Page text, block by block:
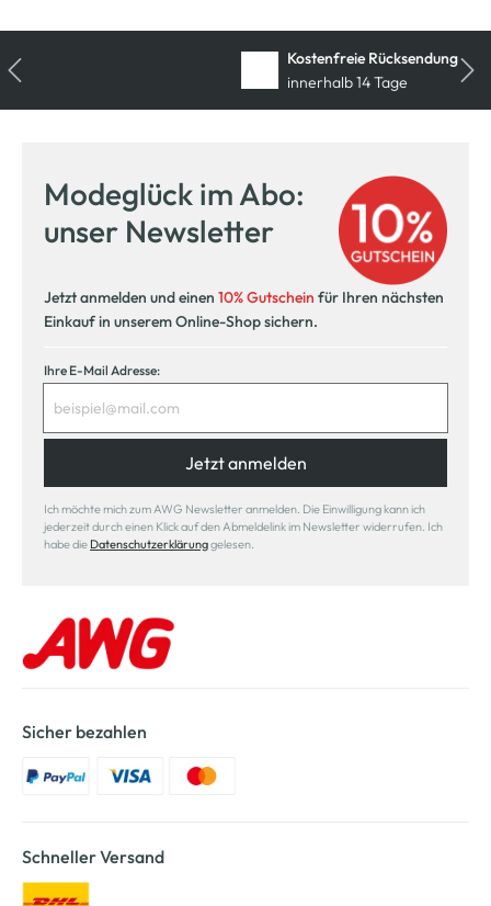
Kostenfreie Rücksendung
innerhalb 14 Tage
Modeglück im Abo:
unser Newsletter
Jetzt anmelden und einen 10% Gutschein für Ihren nächsten
Einkauf in unserem Online-Shop sichern.
Ihre E-Mail Adresse:
Jetzt anmelden
Ich möchte mich zum AWG Newsletter anmelden. Die Einwilligung kann ich
jederzeit durch einen Klick auf den Abmeldelink im Newsletter widerrufen. Ich
habe die Datenschutzerklärunggelesen.
Sicher bezahlen
Schneller Versand